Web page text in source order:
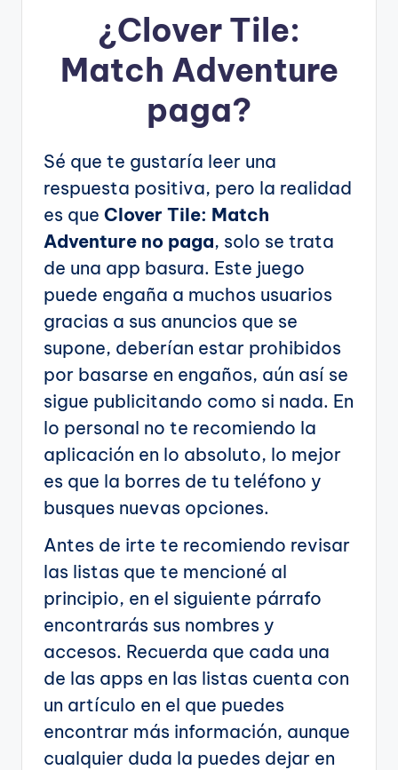
¿Clover Tile:
Match Adventure
paga?
Sé que te gustaría leer una
respuesta positiva, pero la realidad
es que Clover Tile: Match
Adventure no paga, solo se trata
de una app basura. Este juego
puede engaña a muchos usuarios
gracias a sus anuncios que se
supone, deberían estar prohibidos
por basarse en engaños, aún así se
sigue publicitando como si nada. En
lo personal no te recomiendo la
aplicación en lo absoluto, lo mejor
es que la borres de tu teléfono y
busques nuevas opciones.
Antes de irte te recomiendo revisar
las listas que te mencioné al
principio, en el siguiente párrafo
encontrarás sus nombres y
accesos. Recuerda que cada una
de las apps en las listas cuenta con
un artículo en el que puedes
encontrar más información, aunque
cualquier duda la puedes dejar en